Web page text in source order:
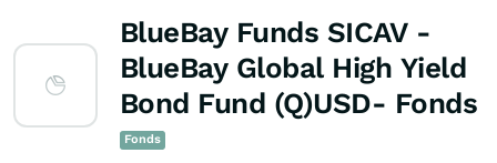
BlueBay Funds SICAV -
BlueBay Global High Yield
Bond Fund (Q)USD- Fonds
Fonds